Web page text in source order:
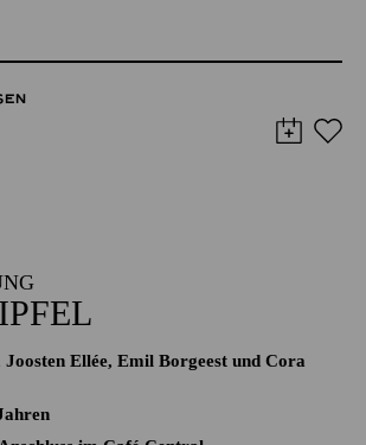
Ellée, Emil Borgeest und Cora